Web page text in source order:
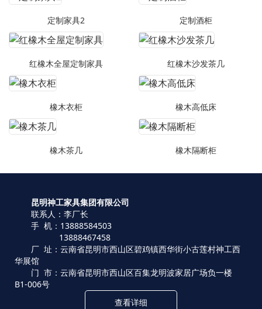
定制家具2 定制酒柜
红橡木全屋定制家具 红橡木沙发茶几
橡木衣柜 橡木高低床
橡木茶几 橡木隔断柜
昆明神工家具集团有限公司
联系人：李厂长
手 机：13888584503
13888467458
厂 址：云南省昆明市西山区碧鸡镇西华街小古莲村神工西
华展馆
门 市：云南省昆明市西山区百集龙明波家居广场负一楼
B1-006号
查看详细